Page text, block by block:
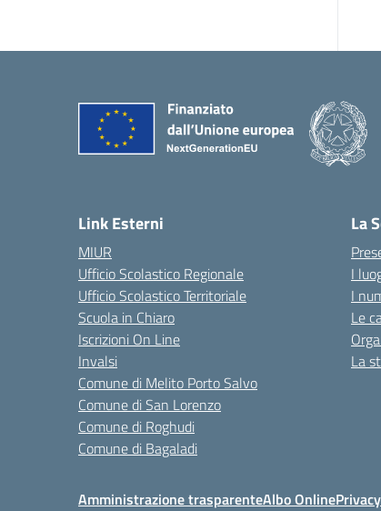
Link Esterni
MIUR
Ufficio Scolastico Regionale
Ufficio Scolastico Territoriale
Scuola in Chiaro
Iscrizioni On Line
Invalsi
Comune di Melito Porto Salvo
Comune di San Lorenzo
Comune di Roghudi
Comune di Bagaladi
La
I
I
Le
La
Amministrazione trasparenteAlbo Online